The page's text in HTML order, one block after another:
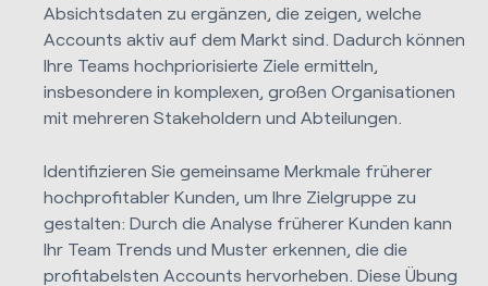
Absichtsdaten zu ergänzen, die zeigen, welche
Accounts aktiv auf dem Markt sind. Dadurch können
Ihre Teams hochpriorisierte Ziele ermitteln,
insbesondere in komplexen, großen Organisationen
mit mehreren Stakeholdern und Abteilungen.
Identifizieren Sie gemeinsame Merkmale früherer
hochprofitabler Kunden, um Ihre Zielgruppe zu
gestalten: Durch die Analyse früherer Kunden kann
Ihr Team Trends und Muster erkennen, die die
profitabelsten Accounts hervorheben. Diese Übung